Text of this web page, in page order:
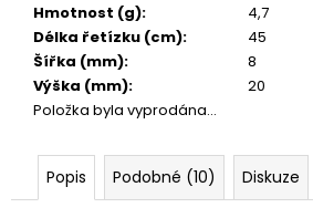
Hmotnost (g):
4,7
Délka řetízku (cm):
45
Šířka (mm):
8
Výška (mm):
20
Položka byla vyprodána…
Popis Podobné (10) Diskuze